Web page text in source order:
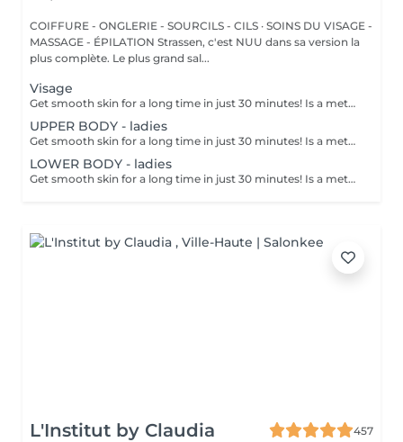
COIFFURE - ONGLERIE - SOURCILS - CILS · SOINS DU VISAGE -
MASSAGE - ÉPILATION Strassen, c'est NUU dans sa version la
plus complète. Le plus grand sal...
Visage
Get smooth skin for a long time in just 30 minutes! Is a method of hair removal when your hair is pulled out with warm wax with the hair follicle. How is wax epilation done? - preparation (the beautician applies a special antiseptic lotion to the skin) - wax is applied (the wax mixture is heated to a certain temperature, after which it is applied to the skin using a wooden stick) - depilation (after the wax hardens the beautician removes the wax strips with hair using sharp movements) - wax residue are removed (wax residues are cleaned off and aloe vera cream is applied) Age restrictions: recommended to do from 14 years. Post procedure recommendations: recommended to do not take hot bath, do not visit sauna, do not swim in the pool for 12 hours after the procedure - it can cause irritation. Frequency: once in 4 weeks.
UPPER BODY - ladies
Get smooth skin for a long time in just 30 minutes! Is a method of hair removal when your hair is pulled out with warm wax with the hair follicle. How is wax epilation done? - preparation is performed - wax is applied - depilation is performed - wax residue is removed Age restrictions: recommended to do from 14 years. Post procedure recommendations: do not take hot bath, do not visit sauna, do not swim in the pool for 12 hours after the procedure - it can cause irritation. Frequency: once in 4 weeks.
LOWER BODY - ladies
Get smooth skin for a long time in just 30 minutes! Is a method of hair removal when your hair is pulled out with warm wax with the hair follicle. How is wax epilation done? - preparation is performed - wax is applied - depilation is performed - wax residue is removed Age restrictions: recommended to do from 14 years. Post procedure recommendations: do not take hot bath, do not visit sauna, do not swim in the pool for 12 hours after the procedure - it can cause irritation. Frequency: once in 4 weeks.
L'Institut by Claudia
457